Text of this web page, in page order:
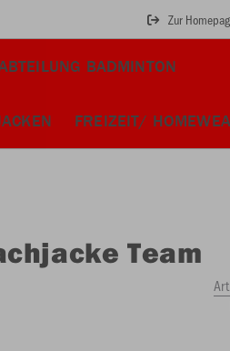
Zur
BADMINTON
FREIZEIT/
Team